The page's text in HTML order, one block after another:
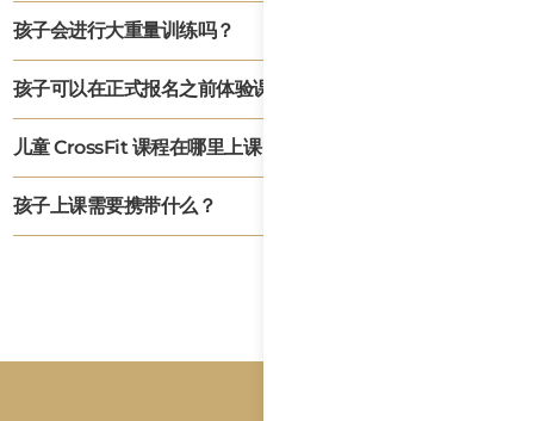
度参与训练。
孩子会进行大重量训练吗？
会根据孩子的年龄、能力和训练水平合理安排。
孩子可以在正式报名之前体验课程吗？
儿童 CrossFit 课程在哪里上课？
孩子上课需要携带什么？